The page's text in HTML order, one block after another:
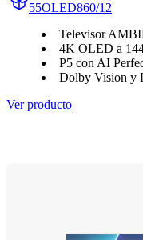
55OLED860/12
Televisor
4K OLED a
P5 con AI
Dolby Vision y
Ver producto